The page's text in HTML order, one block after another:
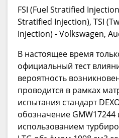
FSI (Fuel Stratified
Stratified Injection), TSI
Injection) - Volkswagen,
В настоящее время
официальный тест
вероятность
проводится в рамках
испытания стандарт
обозначение GMW17244
использованием